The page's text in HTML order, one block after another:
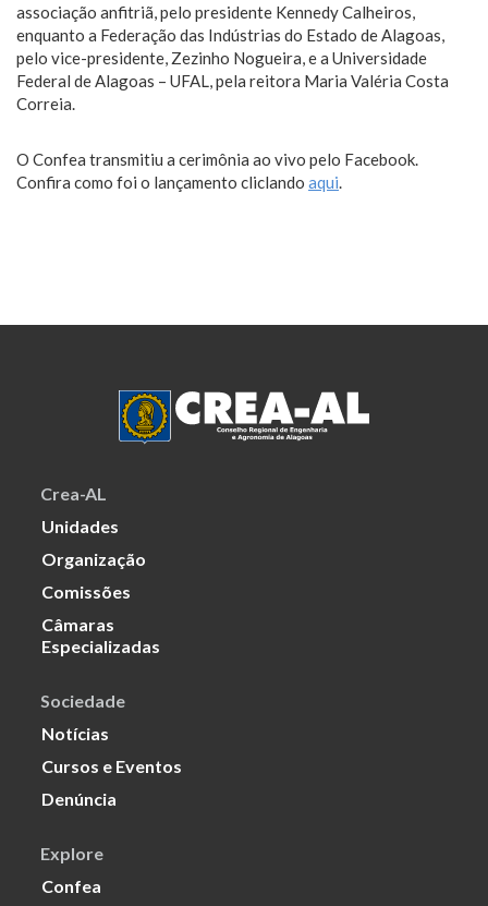
associação anfitriã, pelo presidente Kennedy Calheiros,
enquanto a Federação das Indústrias do Estado de Alagoas,
pelo vice-presidente, Zezinho Nogueira, e a Universidade
Federal de Alagoas – UFAL, pela reitora Maria Valéria Costa
Correia.
O Confea transmitiu a cerimônia ao vivo pelo Facebook.
Confira como foi o lançamento cliclando aqui.
Crea-AL
Unidades
Organização
Comissões
Câmaras
Especializadas
Sociedade
Notícias
Cursos e Eventos
Denúncia
Explore
Confea